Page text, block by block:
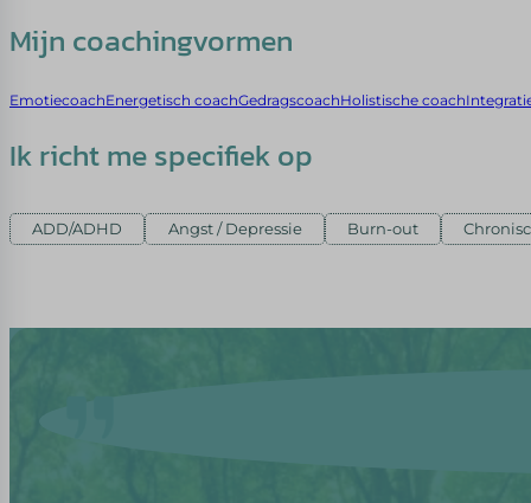
Mijn coachingvormen
EmotiecoachEnergetisch coachGedragscoachHolistische coach
Ik richt me specifiek op
ADD/ADHD Angst / Depressie Burn-out